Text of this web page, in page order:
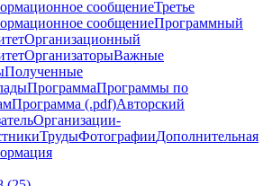
сообщениеТретье
сообщениеПрограммный
Организационный
ОрганизаторыВажные
Полученные
ПрограммаПрограммы по
Программа (.pdf)Авторский
Организации-
ТрудыФотографииДополнительная